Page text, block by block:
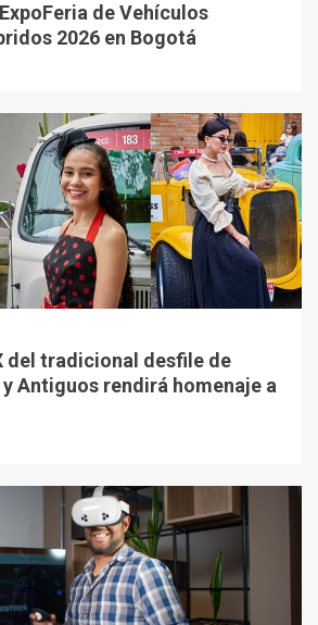
de Vehículos
2026 en Bogotá
del tradicional desfile de
Antiguos rendirá homenaje a